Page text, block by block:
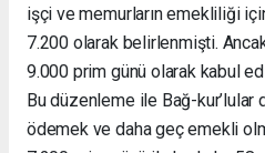
işçi ve memurların emekliliği
7.200 olarak belirlenmişti.
9.000 prim günü olarak kabul
Bu düzenleme ile Bağ-kur’lular
ödemek ve daha geç emekli